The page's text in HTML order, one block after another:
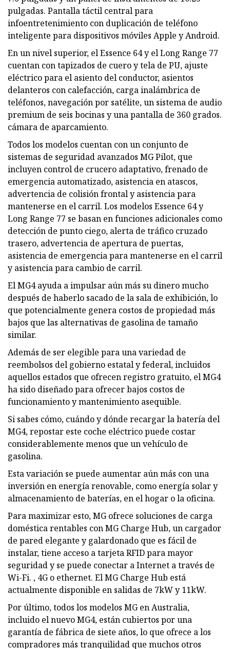
pulgadas. Pantalla táctil central para
infoentretenimiento con duplicación de teléfono
inteligente para dispositivos móviles Apple y Android.
En un nivel superior, el Essence 64 y el Long Range 77
cuentan con tapizados de cuero y tela de PU, ajuste
eléctrico para el asiento del conductor, asientos
delanteros con calefacción, carga inalámbrica de
teléfonos, navegación por satélite, un sistema de audio
premium de seis bocinas y una pantalla de 360 ​​grados.
cámara de aparcamiento.
Todos los modelos cuentan con un conjunto de
sistemas de seguridad avanzados MG Pilot, que
incluyen control de crucero adaptativo, frenado de
emergencia automatizado, asistencia en atascos,
advertencia de colisión frontal y asistencia para
mantenerse en el carril. Los modelos Essence 64 y
Long Range 77 se basan en funciones adicionales como
detección de punto ciego, alerta de tráfico cruzado
trasero, advertencia de apertura de puertas,
asistencia de emergencia para mantenerse en el carril
y asistencia para cambio de carril.
El MG4 ayuda a impulsar aún más su dinero mucho
después de haberlo sacado de la sala de exhibición, lo
que potencialmente genera costos de propiedad más
bajos que las alternativas de gasolina de tamaño
similar.
Además de ser elegible para una variedad de
reembolsos del gobierno estatal y federal, incluidos
aquellos estados que ofrecen registro gratuito, el MG4
ha sido diseñado para ofrecer bajos costos de
funcionamiento y mantenimiento asequible.
Si sabes cómo, cuándo y dónde recargar la batería del
MG4, repostar este coche eléctrico puede costar
considerablemente menos que un vehículo de
gasolina.
Esta variación se puede aumentar aún más con una
inversión en energía renovable, como energía solar y
almacenamiento de baterías, en el hogar o la oficina.
Para maximizar esto, MG ofrece soluciones de carga
doméstica rentables con MG Charge Hub, un cargador
de pared elegante y galardonado que es fácil de
instalar, tiene acceso a tarjeta RFID para mayor
seguridad y se puede conectar a Internet a través de
Wi-Fi. , 4G o ethernet. El MG Charge Hub está
actualmente disponible en salidas de 7kW y 11kW.
Por último, todos los modelos MG en Australia,
incluido el nuevo MG4, están cubiertos por una
garantía de fábrica de siete años, lo que ofrece a los
compradores más tranquilidad que muchos otros